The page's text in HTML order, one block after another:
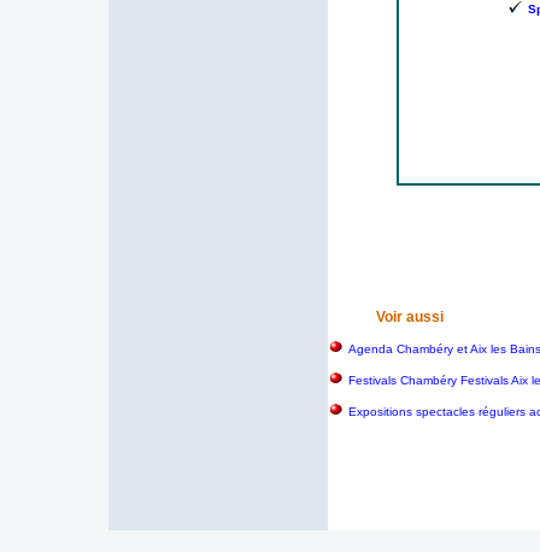
Voir aussi
Agenda Chambéry et Aix les
Festivals Chambéry Festivals Aix
Expositions spectacles réguliers